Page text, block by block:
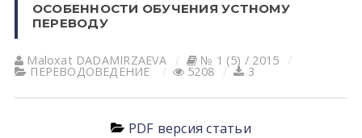
ОСОБЕННОСТИ ОБУЧЕНИЯ УСТНОМУ
ПЕРЕВОДУ
Maloxat DАDАMIRZАEVА № 1 (5) / 2015
ПЕРЕВОДОВЕДЕНИЕ 5208 3
PDF версия статьи